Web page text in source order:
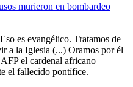
murieron en bombardeo
es evangélico. Tratamos de
a la Iglesia (...) Oramos por él
el cardenal africano
el fallecido pontífice.